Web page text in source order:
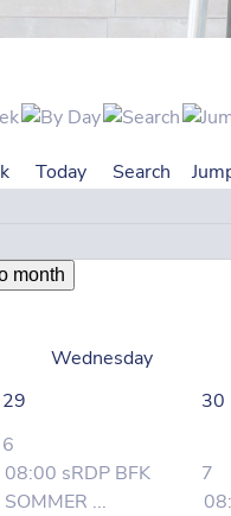
Today Search
month
Wednesday
29 30
6
08:00 sRDP BFK
SOMMER ...
7